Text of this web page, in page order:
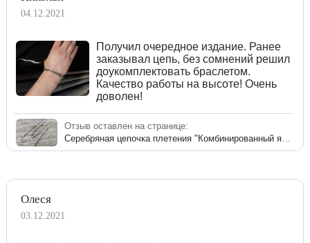
04.12.2021
Получил очередное издание. Ранее
заказывал цепь, без сомнений решил
доукомплектовать браслетом.
Качество работы на высоте! Очень
доволен!
Отзыв оставлен на странице:
Олеся
03.12.2021